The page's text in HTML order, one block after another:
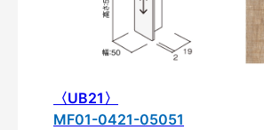
〈UB21〉
MF01-0421-05051